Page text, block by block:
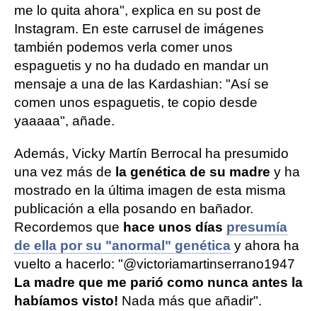
me lo quita ahora", explica en su post de
Instagram. En este carrusel de imágenes
también podemos verla comer unos
espaguetis y no ha dudado en mandar un
mensaje a una de las Kardashian: "Así se
comen unos espaguetis, te copio desde
yaaaaa", añade.
Además, Vicky Martín Berrocal ha presumido
una vez más de la genética de su madre y ha
mostrado en la última imagen de esta misma
publicación a ella posando en bañador.
Recordemos que hace unos días presumía
de ella por su "anormal" genética y ahora ha
vuelto a hacerlo: "@victoriamartinserrano1947
La madre que me parió como nunca antes la
habíamos visto! Nada más que añadir".